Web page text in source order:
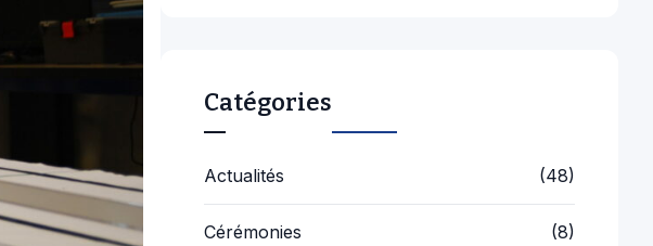
Catégories
Actualités (48)
Cérémonies (8)